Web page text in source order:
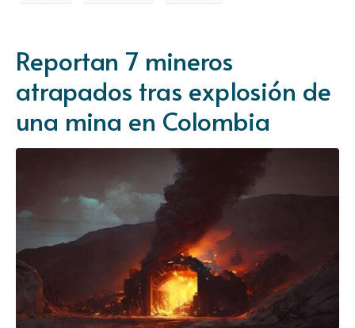
Reportan 7 mineros
atrapados tras explosión de
una mina en Colombia